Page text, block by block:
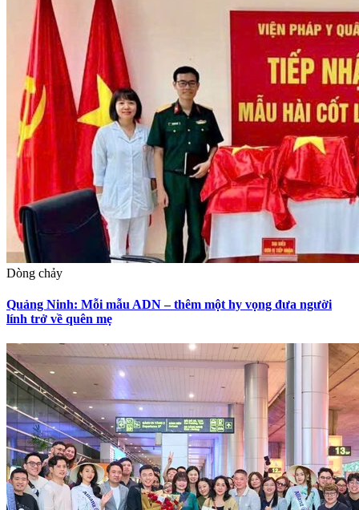
Dòng chảy
Quảng Ninh: Mỗi mẫu ADN – thêm một hy vọng đưa người
lính trở về quên mẹ